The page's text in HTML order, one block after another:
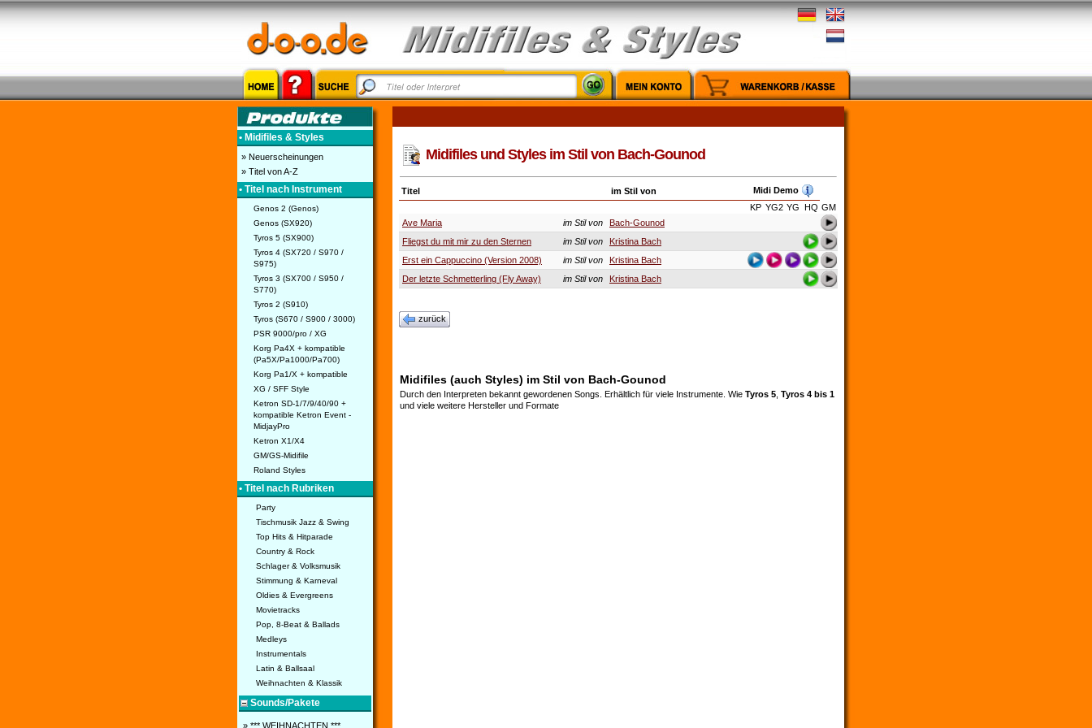
• Midifiles & Styles
» Neuerscheinungen
» Titel von A-Z
• Titel nach Instrument
Genos 2 (Genos)
Genos (SX920)
Tyros 5 (SX900)
Tyros 4 (SX720 / S970 /
S975)
Tyros 3 (SX700 / S950 /
S770)
Tyros 2 (S910)
Tyros (S670 / S900 / 3000)
PSR 9000/pro / XG
Korg Pa4X + kompatible
(Pa5X/Pa1000/Pa700)
Korg Pa1/X + kompatible
XG / SFF Style
Ketron SD-1/7/9/40/90 +
kompatible Ketron Event -
MidjayPro
Ketron X1/X4
GM/GS-Midifile
Roland Styles
• Titel nach Rubriken
Party
Tischmusik Jazz & Swing
Top Hits & Hitparade
Country & Rock
Schlager & Volksmusik
Stimmung & Karneval
Oldies & Evergreens
Movietracks
Pop, 8-Beat & Ballads
Medleys
Instrumentals
Latin & Ballsaal
Weihnachten & Klassik
Sounds/Pakete
» *** WEIHNACHTEN ***
Midifiles und Styles im Stil von Bach-Gounod
Titel im Stil von
Midi Demo
KP YG2 YG HQ GM
Ave Maria
im Stil von
Bach-Gounod
Fliegst du mit mir zu den Sternen
im Stil von
Kristina Bach
Erst ein Cappuccino (Version 2008)
im Stil von
Kristina Bach
Der letzte Schmetterling (Fly Away)
im Stil von Kristina Bach
zurück
Midifiles (auch Styles) im Stil von Bach-Gounod
Durch den Interpreten bekannt gewordenen Songs. Erhältlich für viele Instrumente. Wie Tyros 5 Tyros 4 bis 1
und viele weitere Hersteller und Formate